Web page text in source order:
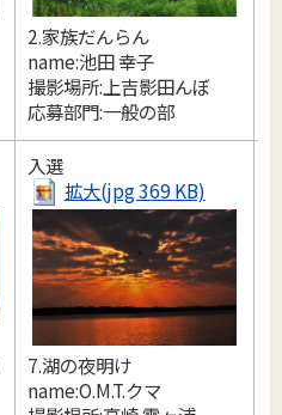
2.家族だんらん
name:池田 幸子
撮影場所:上吉影田んぼ
応募部門:一般の部
入選
拡大(jpg 369 KB)
7.湖の夜明け
name:O.M.T.クマ